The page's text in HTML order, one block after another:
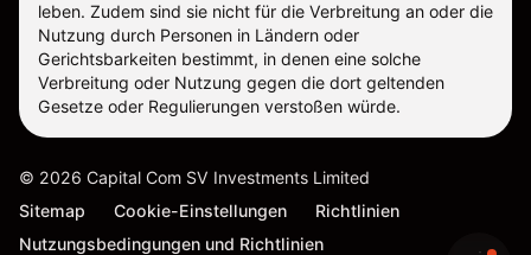
leben. Zudem sind sie nicht für die Verbreitung an oder die
Nutzung durch Personen in Ländern oder
Gerichtsbarkeiten bestimmt, in denen eine solche
Verbreitung oder Nutzung gegen die dort geltenden
Gesetze oder Regulierungen verstoßen würde.
© 2026 Capital Com SV Investments Limited
Sitemap
Cookie-Einstellungen
Richtlinien
Nutzungsbedingungen und Richtlinien